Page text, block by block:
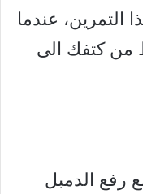
التمرين، عندما
من كتفك الى
رفع الدمبل